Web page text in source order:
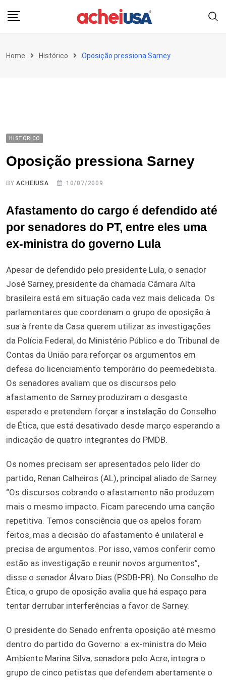
Home Histórico Oposição pressiona Sarney
HISTÓRICO
Oposição pressiona Sarney
BYACHEIUSA 10/07/2009
Afastamento do cargo é defendido até
por senadores do PT, entre eles uma
ex-ministra do governo Lula
Apesar de defendido pelo presidente Lula, o senador
José Sarney, presidente da chamada Câmara Alta
brasileira está em situação cada vez mais delicada. Os
parlamentares que coordenam o grupo de oposição à
sua à frente da Casa querem utilizar as investigações
da Polícia Federal, do Ministério Público e do Tribunal de
Contas da União para reforçar os argumentos em
defesa do licenciamento temporário do peemedebista.
Os senadores avaliam que os discursos pelo
afastamento de Sarney produziram o desgaste
esperado e pretendem forçar a instalação do Conselho
de Ética, que está desativado desde março esperando a
indicação de quatro integrantes do PMDB.
Os nomes precisam ser apresentados pelo líder do
partido, Renan Calheiros (AL), principal aliado de Sarney.
“Os discursos cobrando o afastamento não produzem
mais o mesmo impacto. Ficam parecendo uma canção
repetitiva. Temos consciência que os apelos foram
feitos, mas a decisão do afastamento é unilateral e
precisa de argumentos. Por isso, vamos conferir como
estão as investigação e reunir novos argumentos”,
disse o senador Álvaro Dias (PSDB-PR). No Conselho de
Ética, o grupo de oposição avalia que há espaço para
tentar derrubar interferências a favor de Sarney.
O presidente do Senado enfrenta oposição até mesmo
dentro do partido do Governo: a ex-ministra do Meio
Ambiente Marina Silva, senadora pelo Acre, integra o
grupo de cinco petistas que defendem abertamente o